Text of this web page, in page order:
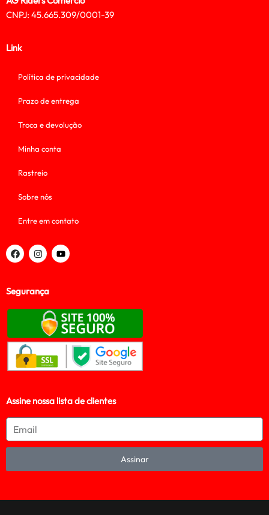
CNPJ: 45.665.309/0001-39
Link
Política de privacidade
Prazo de entrega
Troca e devolução
Minha conta
Rastreio
Sobre nós
Entre em contato
Segurança
Assine nossa lista de clientes
Assinar